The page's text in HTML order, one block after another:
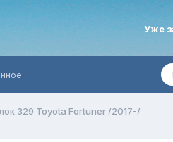
Уже
329 Toyota Fortuner /2017-/